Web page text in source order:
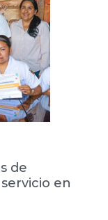
de
en